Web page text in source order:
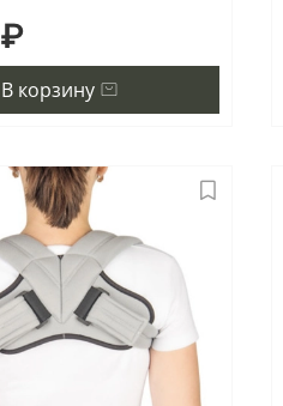
В корзину